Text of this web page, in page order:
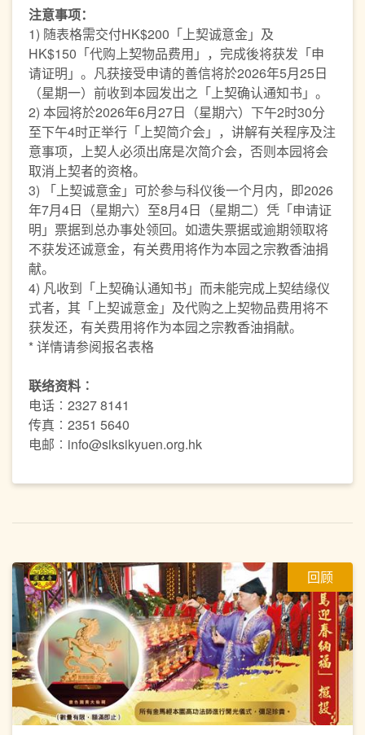
注意事项：
1) 随表格需交付HK$200「上契诚意金」及
HK$150「代购上契物品费用」，完成後将获发「申
请证明」。凡获接受申请的善信将於2026年5月25日
（星期一）前收到本园发出之「上契确认通知书」。
2) 本园将於2026年6月27日（星期六）下午2时30分
至下午4时正举行「上契简介会」，讲解有关程序及注
意事项，上契人必须出席是次简介会，否则本园将会
取消上契者的资格。
3) 「上契诚意金」可於参与科仪後一个月内，即2026
年7月4日（星期六）至8月4日（星期二）凭「申请证
明」票据到总办事处领回。如遗失票据或逾期领取将
不获发还诚意金，有关费用将作为本园之宗教香油捐
献。
4) 凡收到「上契确认通知书」而未能完成上契结缘仪
式者，其「上契诚意金」及代购之上契物品费用将不
获发还，有关费用将作为本园之宗教香油捐献。
* 详情请参阅报名表格
联络资料︰
电话︰2327 8141
传真︰2351 5640
电邮︰info@siksikyuen.org.hk
回顾